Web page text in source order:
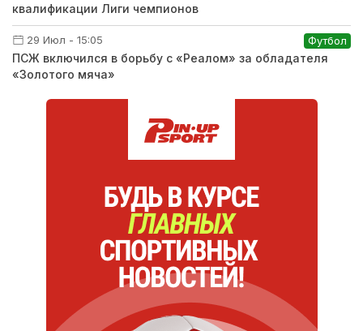
квалификации Лиги чемпионов
29 Июл - 15:05 Футбол
ПСЖ включился в борьбу с «Реалом» за обладателя
«Золотого мяча»